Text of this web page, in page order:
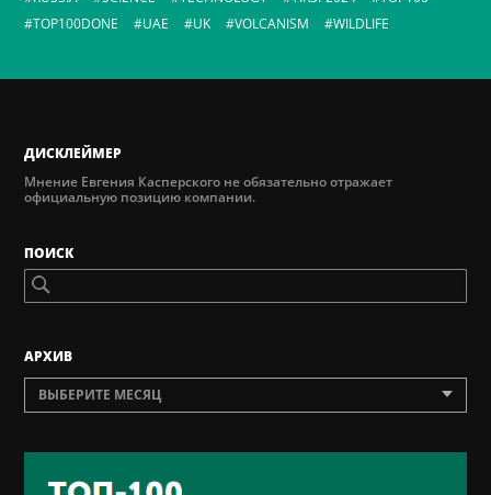
TOP100DONE
UAE UK VOLCANISM WILDLIFE
ДИСКЛЕЙМЕР
Мнение Евгения Касперского не обязательно отражает
официальную позицию компании.
ПОИСК
AРХИВ
ВЫБЕРИТЕ МЕСЯЦ